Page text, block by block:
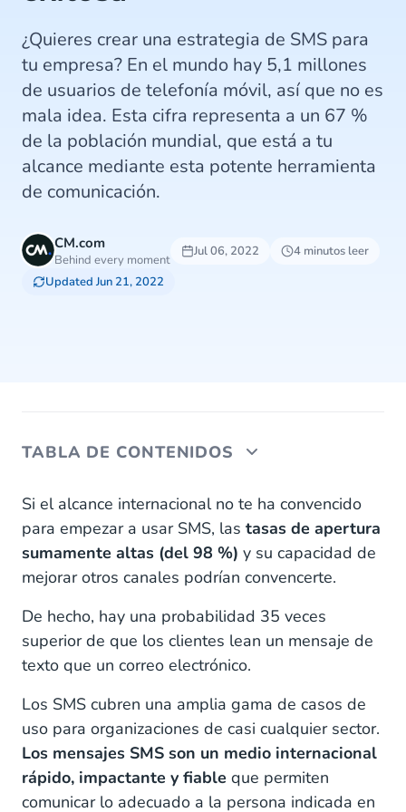
¿Quieres crear una estrategia de SMS para
tu empresa? En el mundo hay 5,1 millones
de usuarios de telefonía móvil, así que no es
mala idea. Esta cifra representa a un 67 %
de la población mundial, que está a tu
alcance mediante esta potente herramienta
de comunicación.
CM.com
Behind every moment
Jul 06, 2022
4 minutos leer
Updated Jun 21, 2022
TABLA DE CONTENIDOS
Una buena estrategia de SMS
Consejos para crear una estrategia de SMS
SMS y más allá
Si el alcance internacional no te ha convencido
para empezar a usar SMS, las tasas de apertura
sumamente altas (del 98 %) y su capacidad de
mejorar otros canales podrían convencerte.
De hecho, hay una probabilidad 35 veces
superior de que los clientes lean un mensaje de
texto que un correo electrónico.
Los SMS cubren una amplia gama de casos de
uso para organizaciones de casi cualquier sector.
Los mensajes SMS son un medio internacional
rápido, impactante y fiable que permiten
comunicar lo adecuado a la persona indicada en